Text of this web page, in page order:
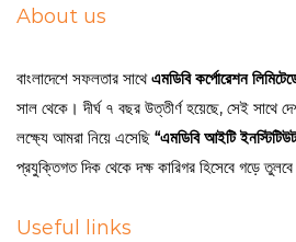
About us
বাংলাদেশে সফলতার সাথেএমডিবি কর্পোরেশন
সাল থেকে। দীর্ঘ ৭ বছর উত্তীর্ণ হয়েছে, সেই সাথে
লক্ষ্যে আমরা নিয়ে এসেছি “এমডিবি আইটি
প্রযুক্তিগত দিক থেকে দক্ষ কারিগর হিসেবে গড়ে
Useful links